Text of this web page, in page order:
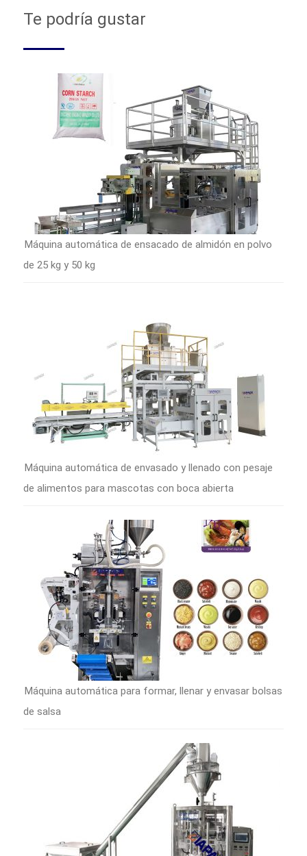
Te podría gustar
Máquina automática de ensacado de almidón en polvo
de 25 kg y 50 kg
Máquina automática de envasado y llenado con pesaje
de alimentos para mascotas con boca abierta
Máquina automática para formar, llenar y envasar bolsas
de salsa